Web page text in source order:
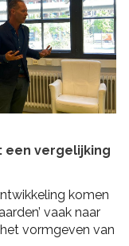
een vergelijking
komen
vaak naar
vormgeven van